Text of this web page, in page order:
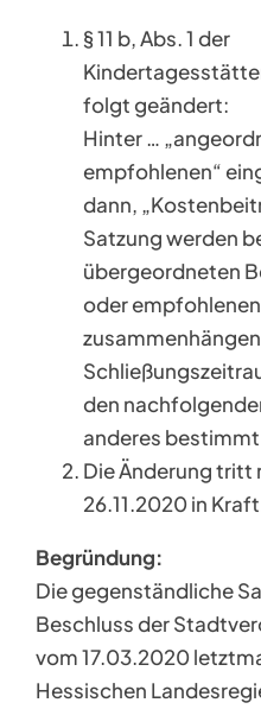
§ 11 b, Abs. 1 der
folgt geändert:
Hinter …
empfohlenen“
dann,
Satzung werden
übergeordneten
oder
den
anderes bestimmt
Die Änderung tritt
26.11.2020 in
Begründung:
Die gegenständliche
Beschluss der
vom 17.03.2020
Hessischen